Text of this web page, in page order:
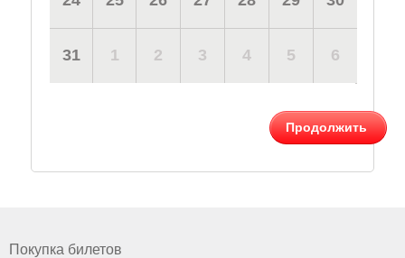
31 1 2 3 4 5 6
Продолжить
Покупка билетов